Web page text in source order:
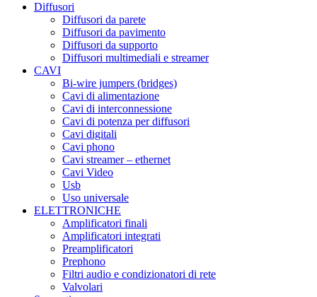
Diffusori
Diffusori da parete
Diffusori da pavimento
Diffusori da supporto
Diffusori multimediali e streamer
CAVI
Bi-wire jumpers (bridges)
Cavi di alimentazione
Cavi di interconnessione
Cavi di potenza per diffusori
Cavi digitali
Cavi phono
Cavi streamer – ethernet
Cavi Video
Usb
Uso universale
ELETTRONICHE
Amplificatori finali
Amplificatori integrati
Preamplificatori
Prephono
Filtri audio e condizionatori di rete
Valvolari